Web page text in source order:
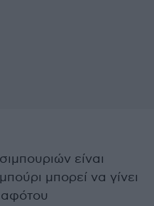
είναι
μπορεί να γίνει
αφότου